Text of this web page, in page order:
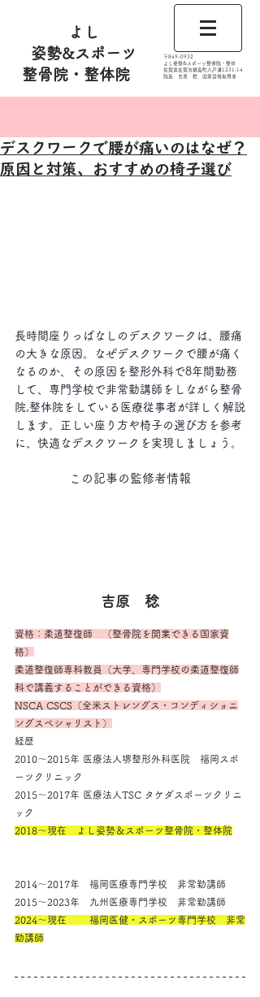
よし
姿勢&スポーツ
整骨院・整体院
​〒849-0932
よし姿勢&スポーツ整骨院・整体
佐賀県佐賀市鍋島町八戸溝1231‐14
​​院長 吉原 稔​ 国家資格取得者
デスクワークで腰が痛いのはなぜ？
原因と対策、おすすめの椅子選び
長時間座りっぱなしのデスクワークは、腰痛
の大きな原因。なぜデスクワークで腰が痛く
なるのか、その原因を整形外科で8年間勤務
して、専門学校で非常勤講師をしながら整骨
院,整体院をしている医療従事者が詳しく解説
します。正しい座り方や椅子の選び方を参考
に、快適なデスクワークを実現しましょう。
この記事の監修者情報
吉原　稔
資格：柔道整復師　（整骨院を開業できる国家資
格）
柔道整復師専科教員（大学、専門学校の柔道整復師
科で講義することができる資格）
NSCA CSCS（全米ストレングス・コンディショニ
ングスペシャリスト）
経歴
2010～2015年 医療法人堺整形外科医院　福岡スポ
ーツクリニック
2015～2017年 医療法人TSC タケダスポーツクリニ
ック
2018～現在　よし姿勢＆スポーツ整骨院・整体院
2014～2017年　福岡医療専門学校　非常勤講師
2015～2023年　九州医療専門学校　非常勤講師
2024～現在　　 福岡医健・スポーツ専門学校　非常
勤講師